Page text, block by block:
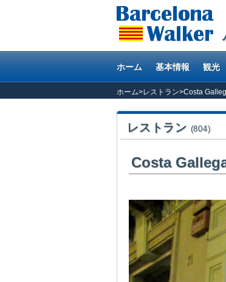
ホーム 基本情報 観光
ホーム>レストラン>Costa
レストラン (804)
Costa